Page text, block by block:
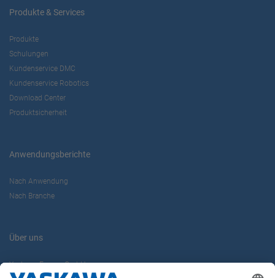
Produkte & Services
Produkte
Schulungen
Kundenservice DMC
Kundenservice Robotics
Download Center
Produktsicherheit
Anwendungsberichte
Nach Anwendung
Nach Branche
Über uns
Yaskawa Europe GmbH